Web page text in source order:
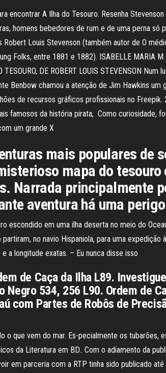
A Ilha do Tesouro. Resenha
homens bebedores de rum e de uma perna só
Louis Stevenson (também autor de O
Folks, entre 1881 e 1882). ISABELLE MARIA
TESOURO, DE ROBERT LOUIS STEVENSON
Benbow chamou a atenção de Jim Hawkins
de recursos gráficos profissionais no
famosos da história pirata, Como curiosidade,
um grande X
mais populares de
mapa do tesouro
Narrada principalmente
aventura há uma
escondido em uma ilha deserta no meio do
no navio Hispaniola, para uma expedição
a longitude exatas. – Eu nunca disse isso
de Caça da Ilha L89.
534, 256 L90. Ordem de
com Partes de Robôs de
que vem do mar. Es-pecialmente os tubarões,
da Literatura em BD.. Com o adiamento da
em parceria com a RTP tinha sido publicado